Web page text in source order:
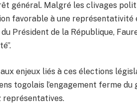
général. Malgré les clivages
favorable à une
Président de la République,
enjeux liés à ces élections
togolais l’engagement ferme
représentatives.